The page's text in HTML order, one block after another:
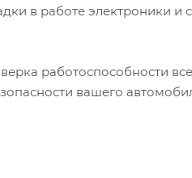
в работе электроники и
работоспособности
вашего